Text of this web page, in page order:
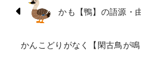
かも【鴨】の語源・
かんこどりがなく【閑古鳥が